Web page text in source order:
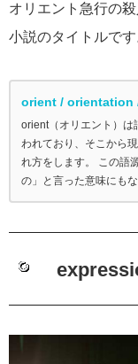
オリエント急行の
小説のタイトルです
orient / orientation
orient（オリエント）は
われており、そこから
れ方をします。 この語
の」と言った意味にも